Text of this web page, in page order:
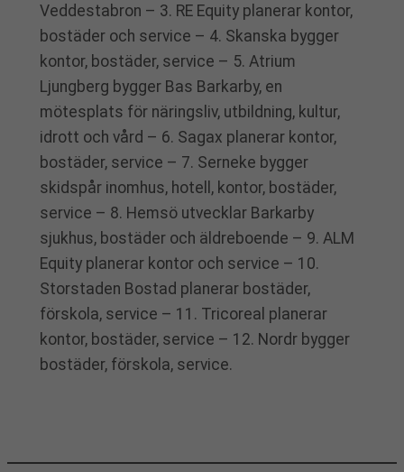
Veddestabron – 3. RE Equity planerar kontor,
bostäder och service – 4. Skanska bygger
kontor, bostäder, service – 5. Atrium
Ljungberg bygger Bas Barkarby, en
mötesplats för näringsliv, utbildning, kultur,
idrott och vård – 6. Sagax planerar kontor,
bostäder, service – 7. Serneke bygger
skidspår inomhus, hotell, kontor, bostäder,
service – 8. Hemsö utvecklar Barkarby
sjukhus, bostäder och äldreboende – 9. ALM
Equity planerar kontor och service – 10.
Storstaden Bostad planerar bostäder,
förskola, service – 11. Tricoreal planerar
kontor, bostäder, service – 12. Nordr bygger
bostäder, förskola, service.